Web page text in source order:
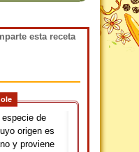
especie de
origen es
y proviene
esta receta